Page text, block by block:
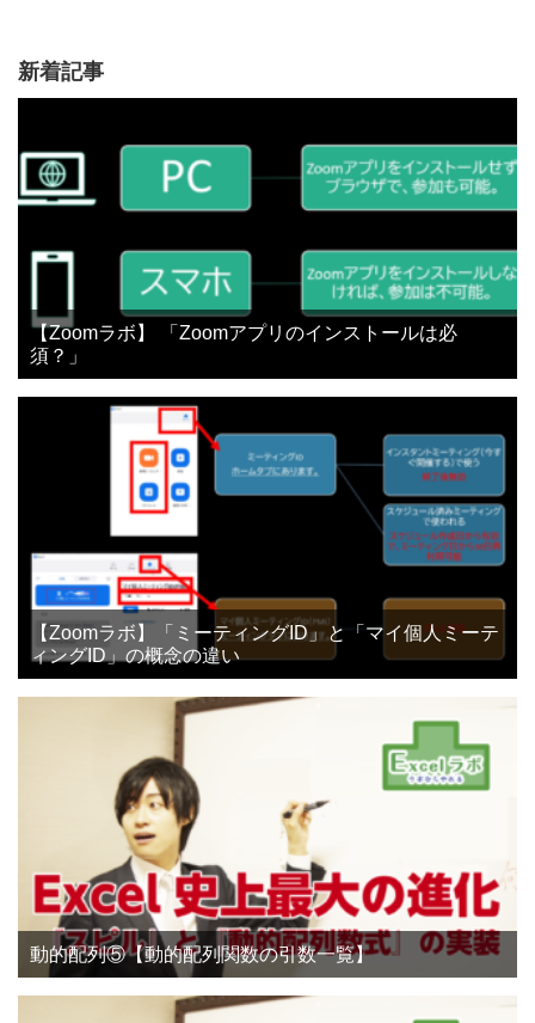
新着記事
【Zoomラボ】 「Zoomアプリのインストールは必
須？」
【Zoomラボ】「ミーティングID」と「マイ個人ミーテ
ィングID」の概念の違い
動的配列⑤【動的配列関数の引数一覧】